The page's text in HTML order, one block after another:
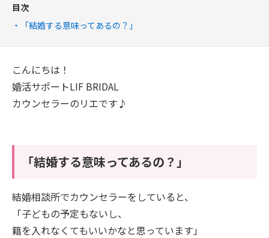
目次
「結婚する意味ってあるの？」
こんにちは！
婚活サポートLIF BRIDAL
カウンセラーのリエです♪
「結婚する意味ってあるの？」
結婚相談所でカウンセラーをしていると、
「子どもの予定もないし、
籍を入れなくてもいいかなと思っています」